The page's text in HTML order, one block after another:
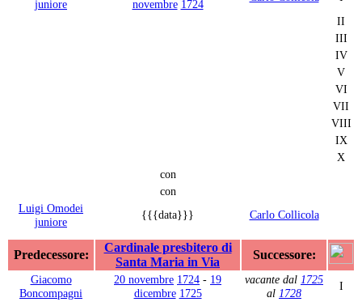
juniore
novembre 1724
II
III
IV
V
VI
VII
VIII
IX
X
con
con
Luigi Omodei
juniore
{{{data}}} Carlo Collicola
Predecessore:
Cardinale presbitero di
Santa Maria in Via
Successore:
Giacomo
Boncompagni
20 novembre 1724 - 19
dicembre 1725
vacante dal 1725
al 1728
I